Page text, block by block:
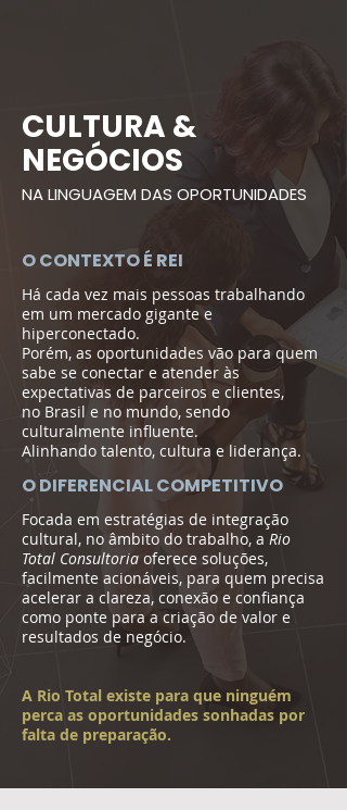
CULTURA &
NEGÓCIOS
NA LINGUAGEM DAS OPORTUNIDADES
O CONTEXTO É REI
Há cada vez mais pessoas trabalhando
em um mercado gigante e
hiperconectado.
Porém, as oportunidades vão para quem
sabe se conectar e atender às
expectativas de parceiros e clientes,
no Brasil e no mundo, sendo
culturalmente influente.
Alinhando talento, cultura e liderança.
O DIFERENCIAL COMPETITIVO
Focada em estratégias de integração
cultural, no âmbito do trabalho, a Rio
Total Consultoria oferece soluções,
facilmente acionáveis, para quem precisa
acelerar a clareza, conexão e confiança
como ponte para a criação de valor e
resultados de negócio.
A Rio Total existe para que ninguém
perca as oportunidades sonhadas por
falta de preparação.